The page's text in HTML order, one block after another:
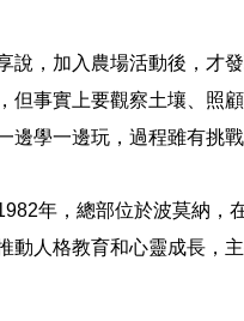
說，加入農場活動後，才
但事實上要觀察土壤、照
邊學一邊玩，過程雖有挑
年，總部位於波莫納，
動人格教育和心靈成長，